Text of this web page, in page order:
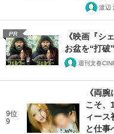
渡辺
PR
《映画『シ
お盆を“打破
週刊文春
9位
9
《両
こそ、
ィース
と仕事